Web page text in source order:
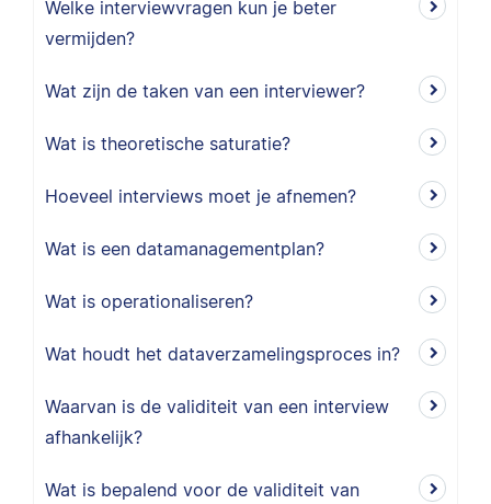
Welke interviewvragen kun je beter
vermijden?
Wat zijn de taken van een interviewer?
Wat is theoretische saturatie?
Hoeveel interviews moet je afnemen?
Wat is een datamanagementplan?
Wat is operationaliseren?
Wat houdt het dataverzamelingsproces in?
Waarvan is de validiteit van een interview
afhankelijk?
Wat is bepalend voor de validiteit van